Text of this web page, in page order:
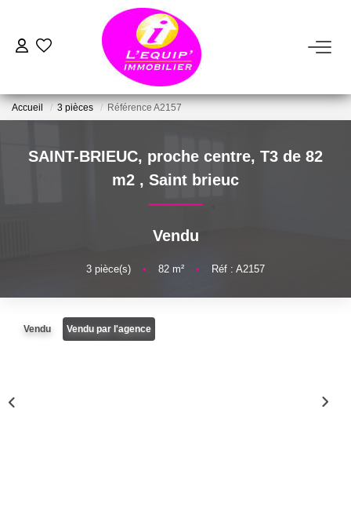
ACHETER
ESTIMER
FAIRE GÉRER
NOTRE AGENCE
Accueil 3 pièces Référence A2157
SAINT-BRIEUC, proche centre, T3 de 82
m2 , Saint brieuc
Vendu
3 pièce(s) • 82 m² • Réf : A2157
Vendu Vendu par l'agence